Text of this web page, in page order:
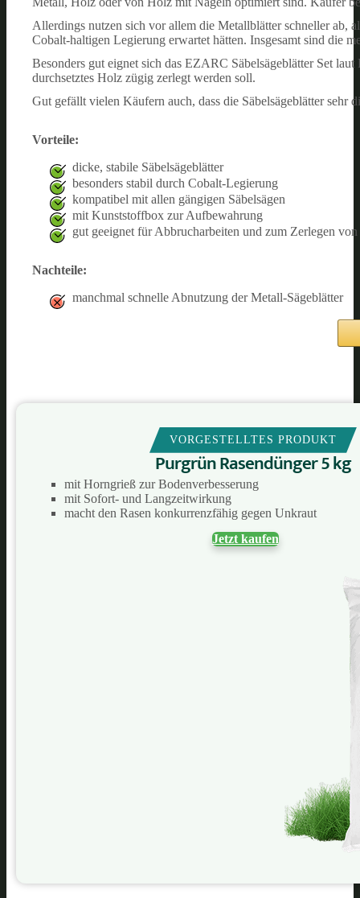
Allerdings nutzen sich vor allem die Metallblätter schneller ab,
Cobalt-haltigen Legierung erwartet hätten. Insgesamt sind die
Besonders gut eignet sich das EZARC Säbelsägeblätter Set
durchsetztes Holz zügig zerlegt werden soll.
Gut gefällt vielen Käufern auch, dass die Säbelsägeblätter sehr
Vorteile:
dicke, stabile Säbelsägeblätter
besonders stabil durch Cobalt-Legierung
kompatibel mit allen gängigen Säbelsägen
mit Kunststoffbox zur Aufbewahrung
gut geeignet für Abbrucharbeiten und zum Zerlegen
Nachteile:
manchmal schnelle Abnutzung der Metall-Sägeblätter
VORGESTELLTES PRODUKT
Purgrün Rasendünger 5 kg
mit Horngrieß zur Bodenverbesserung
mit Sofort- und Langzeitwirkung
macht den Rasen konkurrenzfähig gegen Unkraut
Jetzt kaufen